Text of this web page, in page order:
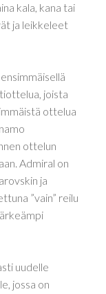
kala, kana tai
ja leikkeleet
joista
ottelua
ottelun
Admiral on
ja
”vain” reilu
uudelle
jossa on